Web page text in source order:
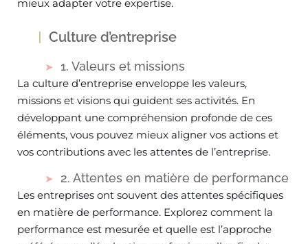
mieux adapter votre expertise.
Culture d’entreprise
1. Valeurs et missions
La culture d’entreprise enveloppe les valeurs,
missions et visions qui guident ses activités. En
développant une compréhension profonde de ces
éléments, vous pouvez mieux aligner vos actions et
vos contributions avec les attentes de l’entreprise.
2. Attentes en matière de performance
Les entreprises ont souvent des attentes spécifiques
en matière de performance. Explorez comment la
performance est mesurée et quelle est l’approche